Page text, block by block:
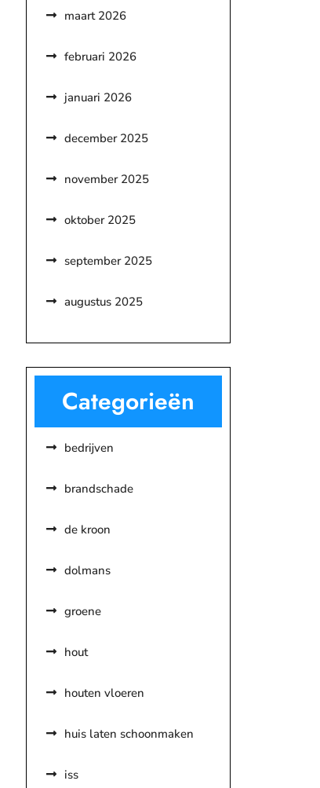
maart 2026
februari 2026
januari 2026
december 2025
november 2025
oktober 2025
september 2025
augustus 2025
Categorieën
bedrijven
brandschade
de kroon
dolmans
groene
hout
houten vloeren
huis laten schoonmaken
iss